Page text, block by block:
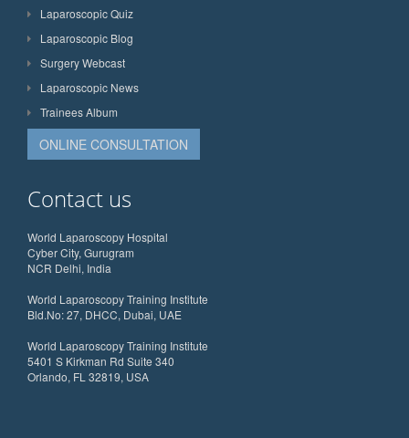
Laparoscopic Quiz
Laparoscopic Blog
Surgery Webcast
Laparoscopic News
Trainees Album
ONLINE CONSULTATION
Contact us
World Laparoscopy Hospital
Cyber City, Gurugram
NCR Delhi, India
World Laparoscopy Training Institute
Bld.No: 27, DHCC, Dubai, UAE
World Laparoscopy Training Institute
5401 S Kirkman Rd Suite 340
Orlando, FL 32819, USA